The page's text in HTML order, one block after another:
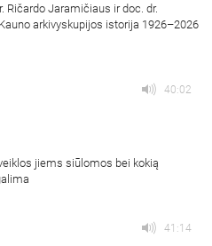
Ričardo Jaramičiaus ir doc. dr.
arkivyskupijos istorija 1926–2026
40:02
jiems siūlomos bei kokią
41:14